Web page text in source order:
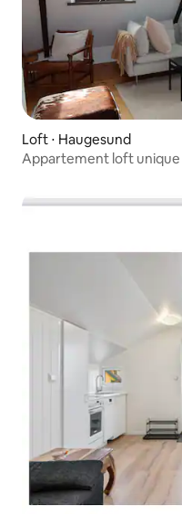
Loft ⋅ Haugesund
Appartement loft unique